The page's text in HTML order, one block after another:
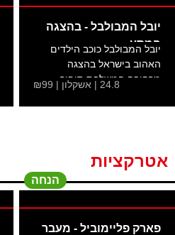
יובל המבולבל - בהצגה
המסע
יובל המבולבל כוכב הילדים
האהוב בישראל בהצגה
מרהיבה המשלבת סיפור
24.8 | אשקלון | ₪99
אטרקציות
הנחה
פארק פליימוביל - מעבר